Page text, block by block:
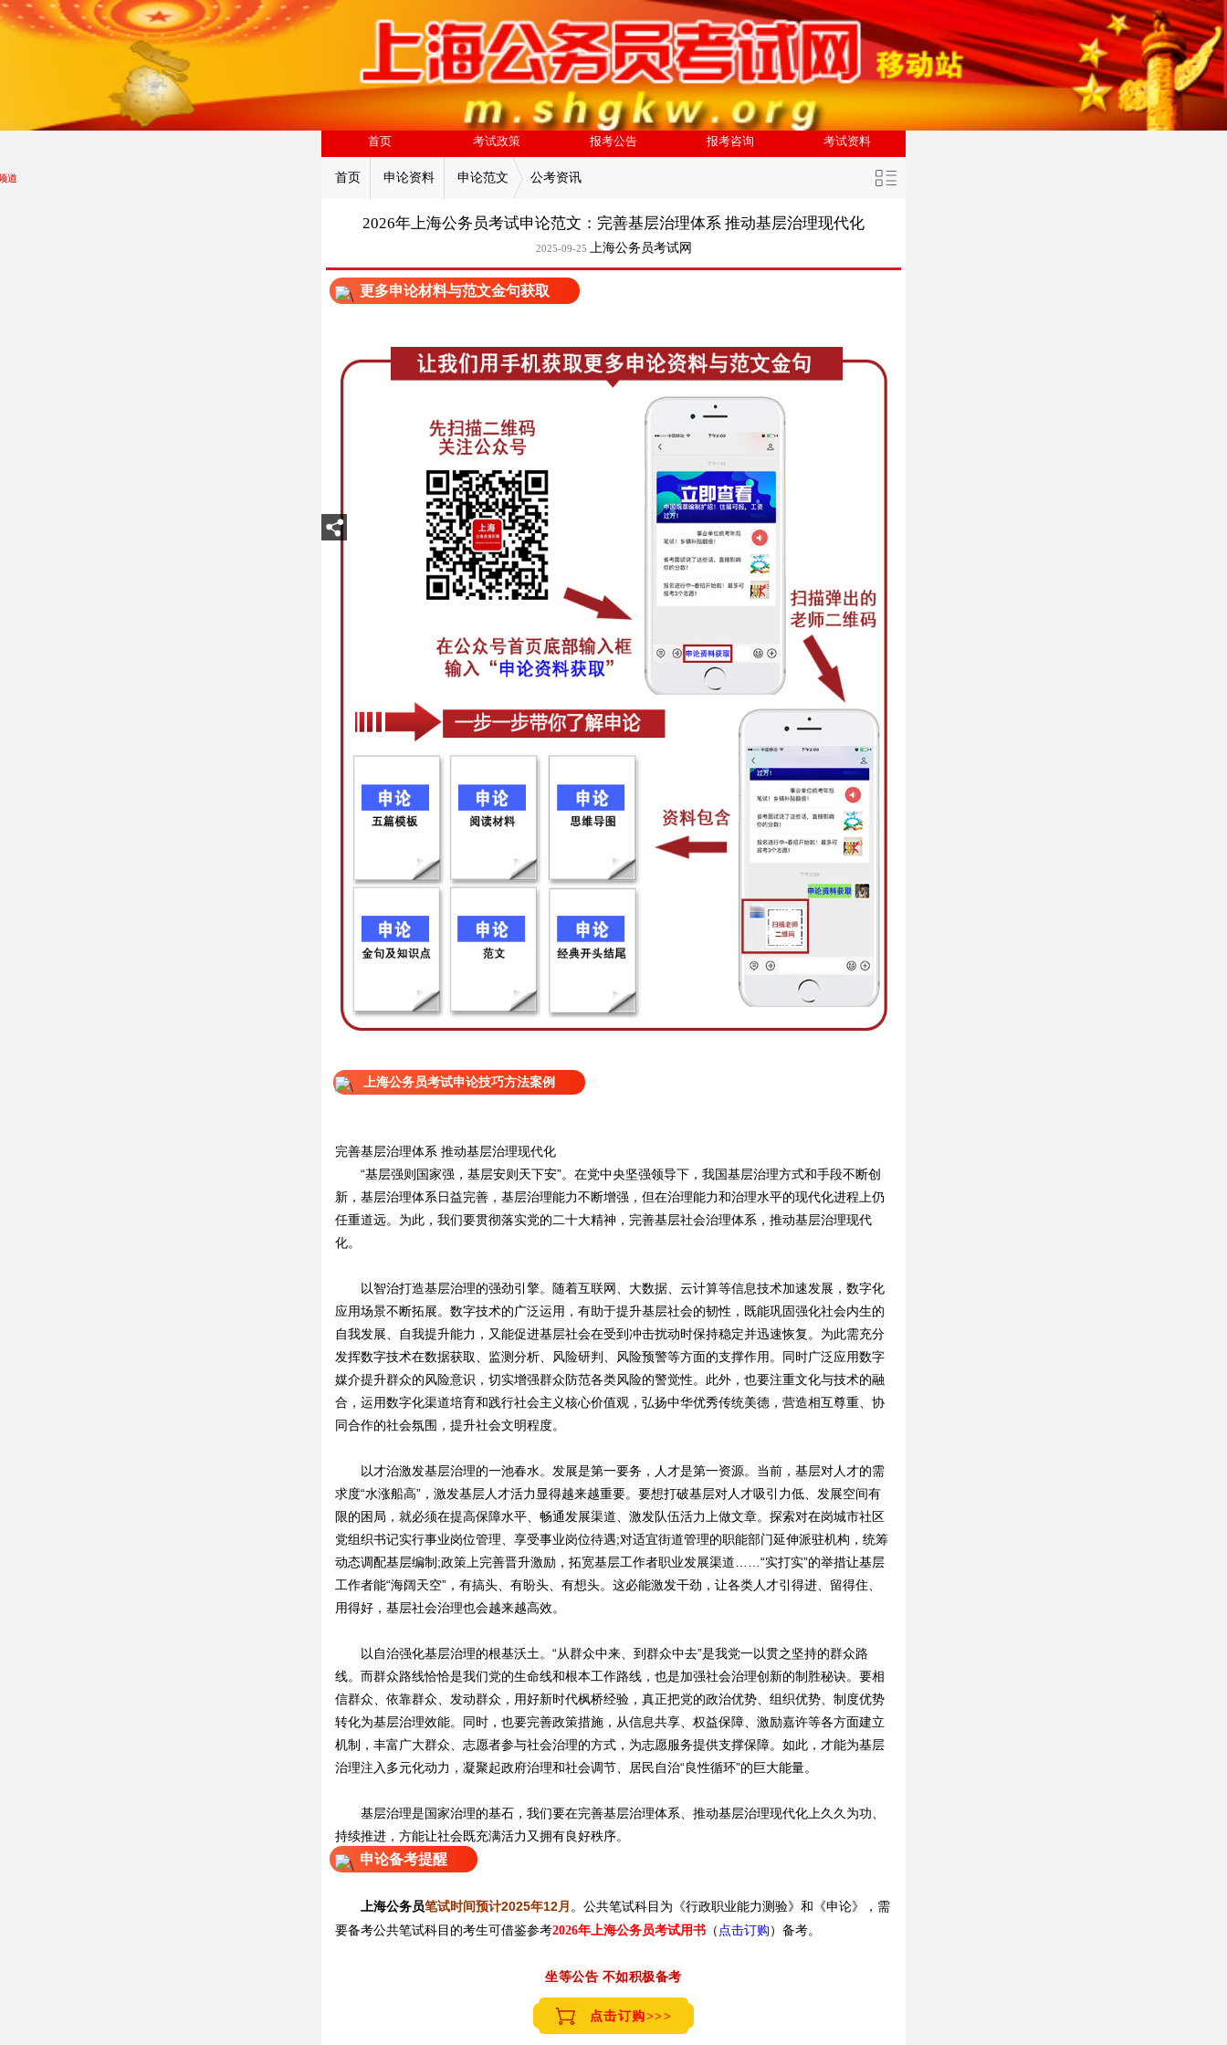
首页 考试政策 报考公告 报考咨询 考试资料
首页 申论资料 申论范文 公考资讯
道
2026年上海公务员考试申论范文：完善基层治理体系 推动基层治理现代化
2025-09-25 上海公务员考试网
更多申论材料与范文金句获取
上海公务员考试申论技巧方法案例
完善基层治理体系 推动基层治理现代化
“基层强则国家强，基层安则天下安”。在党中央坚强领导下，我国基层治理方式和手段不断创
新，基层治理体系日益完善，基层治理能力不断增强，但在治理能力和治理水平的现代化进程上仍
任重道远。为此，我们要贯彻落实党的二十大精神，完善基层社会治理体系，推动基层治理现代
化。
以智治打造基层治理的强劲引擎。随着互联网、大数据、云计算等信息技术加速发展，数字化
应用场景不断拓展。数字技术的广泛运用，有助于提升基层社会的韧性，既能巩固强化社会内生的
自我发展、自我提升能力，又能促进基层社会在受到冲击扰动时保持稳定并迅速恢复。为此需充分
发挥数字技术在数据获取、监测分析、风险研判、风险预警等方面的支撑作用。同时广泛应用数字
媒介提升群众的风险意识，切实增强群众防范各类风险的警觉性。此外，也要注重文化与技术的融
合，运用数字化渠道培育和践行社会主义核心价值观，弘扬中华优秀传统美德，营造相互尊重、协
同合作的社会氛围，提升社会文明程度。
以才治激发基层治理的一池春水。发展是第一要务，人才是第一资源。当前，基层对人才的需
求度“水涨船高”，激发基层人才活力显得越来越重要。要想打破基层对人才吸引力低、发展空间有
限的困局，就必须在提高保障水平、畅通发展渠道、激发队伍活力上做文章。探索对在岗城市社区
党组织书记实行事业岗位管理、享受事业岗位待遇;对适宜街道管理的职能部门延伸派驻机构，统筹
动态调配基层编制;政策上完善晋升激励，拓宽基层工作者职业发展渠道……“实打实”的举措让基层
工作者能“海阔天空”，有搞头、有盼头、有想头。这必能激发干劲，让各类人才引得进、留得住、
用得好，基层社会治理也会越来越高效。
以自治强化基层治理的根基沃土。“从群众中来、到群众中去”是我党一以贯之坚持的群众路
线。而群众路线恰恰是我们党的生命线和根本工作路线，也是加强社会治理创新的制胜秘诀。要相
信群众、依靠群众、发动群众，用好新时代枫桥经验，真正把党的政治优势、组织优势、制度优势
转化为基层治理效能。同时，也要完善政策措施，从信息共享、权益保障、激励嘉许等各方面建立
机制，丰富广大群众、志愿者参与社会治理的方式，为志愿服务提供支撑保障。如此，才能为基层
治理注入多元化动力，凝聚起政府治理和社会调节、居民自治“良性循环”的巨大能量。
基层治理是国家治理的基石，我们要在完善基层治理体系、推动基层治理现代化上久久为功、
持续推进，方能让社会既充满活力又拥有良好秩序。
申论备考提醒
上海公务员笔试时间预计2025年12月 。公共笔试科目为《行政职业能力测验》和《申论》，需
要备考公共笔试科目的考生可借鉴参考2026年上海公务员考试用书 （点击订购）备考。
坐等公告 不如积极备考
点击订购>>>